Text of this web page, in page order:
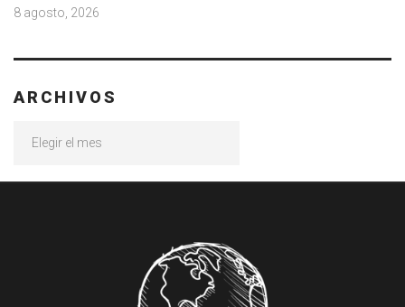
8 agosto, 2026
ARCHIVOS